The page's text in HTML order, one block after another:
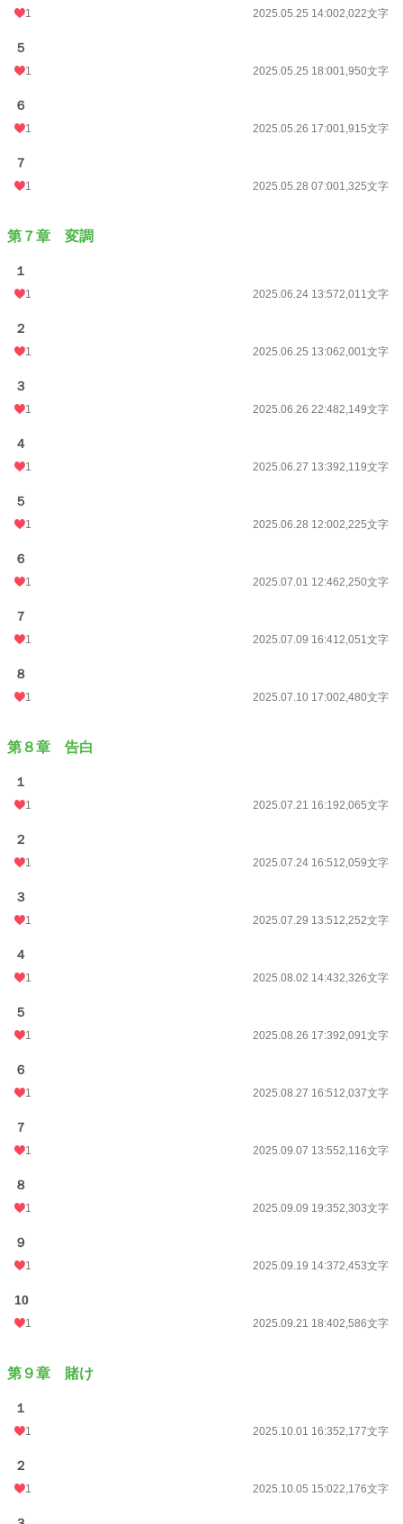
1 2025.05.25 14:002,022文字
５
1 2025.05.25 18:001,950文字
６
1 2025.05.26 17:001,915文字
７
1 2025.05.28 07:001,325文字
第７章 変調
１
1 2025.06.24 13:572,011文字
２
1 2025.06.25 13:062,001文字
３
1 2025.06.26 22:482,149文字
４
1 2025.06.27 13:392,119文字
５
1 2025.06.28 12:002,225文字
６
1 2025.07.01 12:462,250文字
７
1 2025.07.09 16:412,051文字
８
1 2025.07.10 17:002,480文字
第８章 告白
１
1 2025.07.21 16:192,065文字
２
1 2025.07.24 16:512,059文字
３
1 2025.07.29 13:512,252文字
４
1 2025.08.02 14:432,326文字
５
1 2025.08.26 17:392,091文字
６
1 2025.08.27 16:512,037文字
７
1 2025.09.07 13:552,116文字
８
1 2025.09.09 19:352,303文字
９
1 2025.09.19 14:372,453文字
10
1 2025.09.21 18:402,586文字
第９章 賭け
１
1 2025.10.01 16:352,177文字
２
1 2025.10.05 15:022,176文字